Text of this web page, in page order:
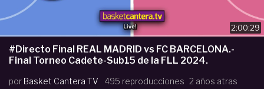
2:00:29
#Directo Final REAL MADRID vs FC BARCELONA.-
Final Torneo Cadete-Sub15 de la FLL 2024.
por Basket Cantera TV 495 reproducciones 2 años atras